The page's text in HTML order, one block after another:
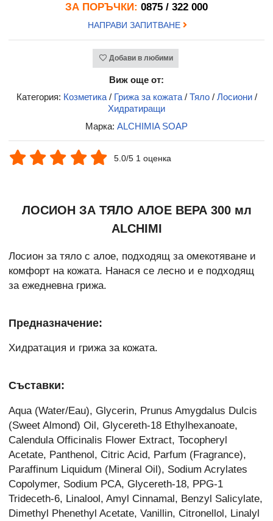
ЗА ПОРЪЧКИ: 0875 / 322 000
НАПРАВИ ЗАПИТВАНЕ
Добави в любими
Виж още от:
Категория: Козметика/ Грижа за кожата/ Тяло/ Лосиони/
Хидратиращи
Марка: ALCHIMIA SOAP
5.0/5 1 оценка
ЛОСИОН ЗА ТЯЛО АЛОЕ ВЕРА 300 мл
ALCHIMI
Лосион за тяло с алое, подходящ за омекотяване и
комфорт на кожата. Нанася се лесно и е подходящ
за ежедневна грижа.
Предназначение:
Хидратация и грижа за кожата.
Съставки:
Aqua (Water/Eau), Glycerin, Prunus Amygdalus Dulcis
(Sweet Almond) Oil, Glycereth-18 Ethylhexanoate,
Calendula Officinalis Flower Extract, Tocopheryl
Acetate, Panthenol, Citric Acid, Parfum (Fragrance),
Paraffinum Liquidum (Mineral Oil), Sodium Acrylates
Copolymer, Sodium PCA, Glycereth-18, PPG-1
Trideceth-6, Linalool, Amyl Cinnamal, Benzyl Salicylate,
Dimethyl Phenethyl Acetate, Vanillin, Citronellol, Linalyl